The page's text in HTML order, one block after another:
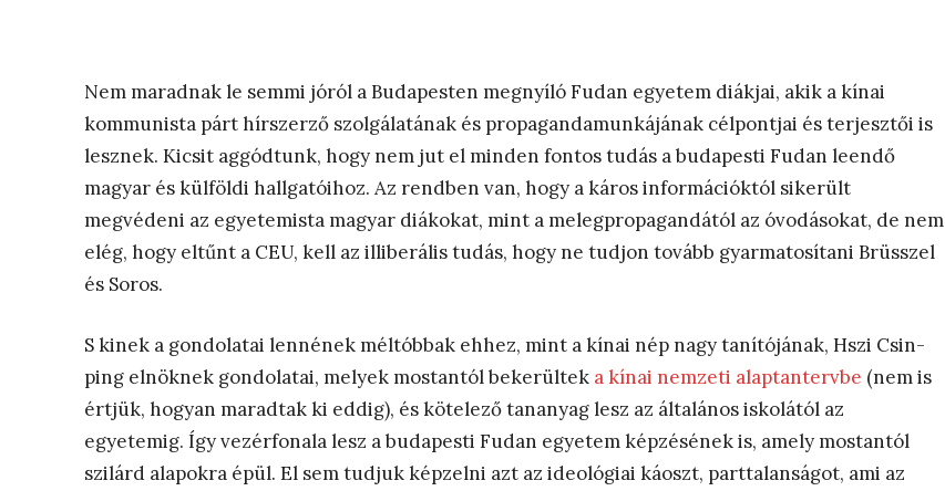
Nem maradnak le semmi jóról a Budapesten megnyíló Fudan egyetem diákjai, akik a kínai
kommunista párt hírszerző szolgálatának és propagandamunkájának célpontjai és terjesztői is
lesznek. Kicsit aggódtunk, hogy nem jut el minden fontos tudás a budapesti Fudan leendő
magyar és külföldi hallgatóihoz. Az rendben van, hogy a káros információktól sikerült
megvédeni az egyetemista magyar diákokat, mint a melegpropagandától az óvodásokat, de nem
elég, hogy eltűnt a CEU, kell az illiberális tudás, hogy ne tudjon tovább gyarmatosítani Brüsszel
és Soros.
S kinek a gondolatai lennének méltóbbak ehhez, mint a kínai nép nagy tanítójának, Hszi Csin-
ping elnöknek gondolatai, melyek mostantól bekerültek a kínai nemzeti alaptantervbe (nem is
értjük, hogyan maradtak ki eddig), és kötelező tananyag lesz az általános iskolától az
egyetemig. Így vezérfonala lesz a budapesti Fudan egyetem képzésének is, amely mostantól
szilárd alapokra épül. El sem tudjuk képzelni azt az ideológiai káoszt, parttalanságot, ami az